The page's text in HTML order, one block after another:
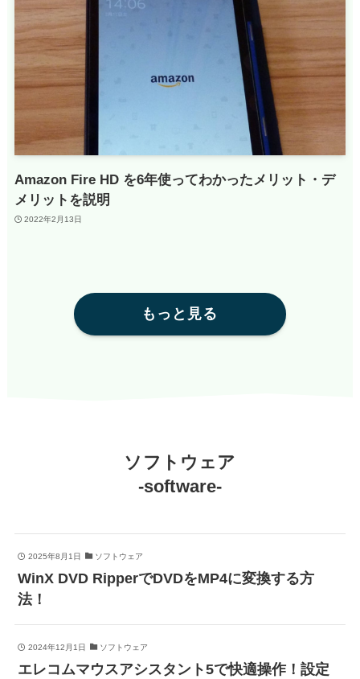
Amazon Fire HD を6年使ってわかったメリット・デ
メリットを説明
2022年2月13日
もっと見る
ソフトウェア
-software-
2025年8月1日 ソフトウェア
WinX DVD RipperでDVDをMP4に変換する方
法！
2024年12月1日 ソフトウェア
エレコムマウスアシスタント5で快適操作！設定